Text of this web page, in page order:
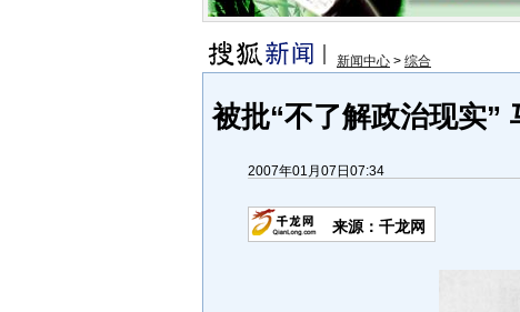
新闻中心 > 综合
被批“不了解政治现实”
2007年01月07日07:34
来源：千龙网